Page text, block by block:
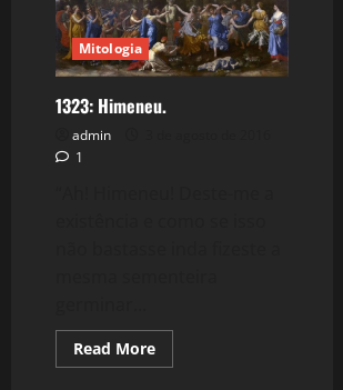
Tirésias,
o
Medo
das
Revelações
Mitologia
1323: Himeneu.
admin
1
Read MoreRead
more